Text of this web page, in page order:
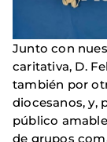
Junto con
caritativa, D.
también por
diocesanos, y,
público
de grupos